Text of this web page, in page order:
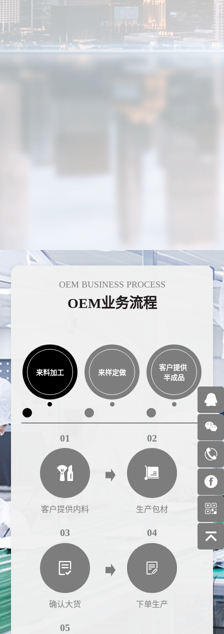
OEM BUSINESS PROCESS
OEM业务流程
来料加工 来样定做
客户提供
半成品
01
客户提供内料
02
生产包材
03
确认大货
04
下单生产
05